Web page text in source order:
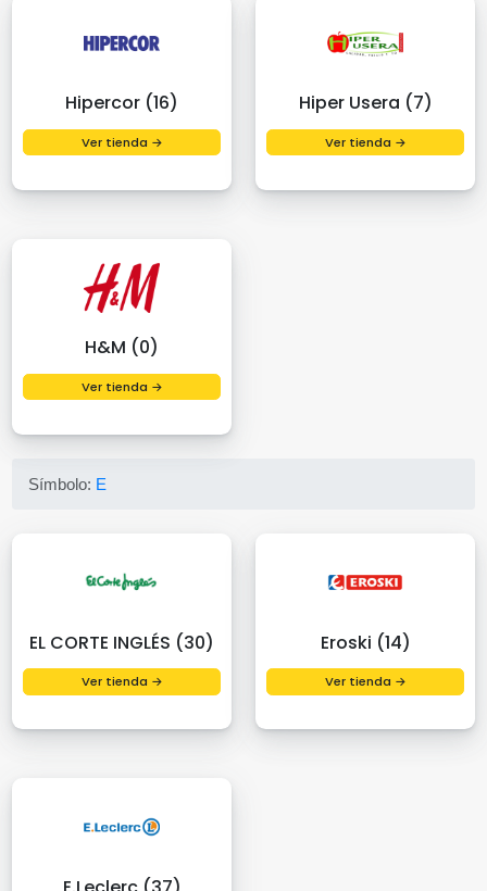
Hipercor (16)
Ver tienda →
Hiper Usera (7)
Ver tienda →
H&M (0)
Ver tienda →
Símbolo: E
EL CORTE INGLÉS (30)
Ver tienda →
Eroski (14)
Ver tienda →